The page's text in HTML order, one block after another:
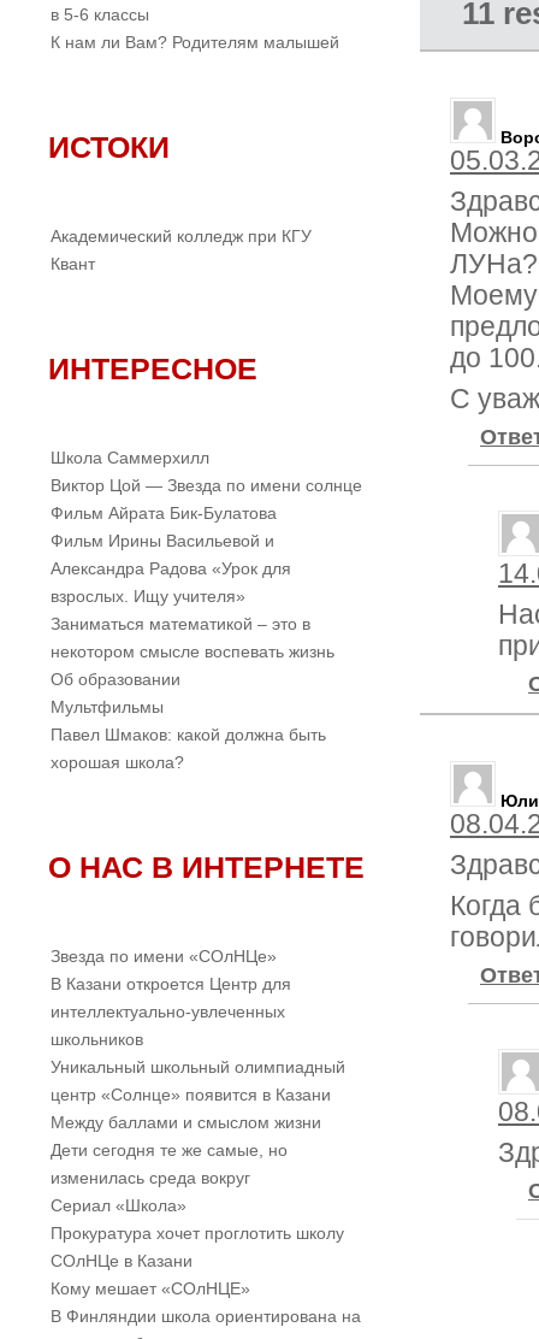
11
ЛУНа?
Моему
до
С
Когда
в 5-6 классы
К нам ли Вам? Родителям малышей
ИСТОКИ
Академический колледж при КГУ
Квант
ИНТЕРЕСНОЕ
Школа Саммерхилл
Виктор Цой — Звезда по имени солнце
Фильм Айрата Бик-Булатова
Фильм Ирины Васильевой и
Александра Радова «Урок для
взрослых. Ищу учителя»
Заниматься математикой – это в
некотором смысле воспевать жизнь
Об образовании
Мультфильмы
Павел Шмаков: какой должна быть
хорошая школа?
О НАС В ИНТЕРНЕТЕ
Звезда по имени «СОлНЦе»
В Казани откроется Центр для
интеллектуально-увлеченных
школьников
Уникальный школьный олимпиадный
центр «Солнце» появится в Казани
Между баллами и смыслом жизни
Дети сегодня те же самые, но
изменилась среда вокруг
Cериал «Школа»
Прокуратура хочет проглотить школу
СОлНЦе в Казани
Кому мешает «СОлНЦЕ»
В Финляндии школа ориентирована на